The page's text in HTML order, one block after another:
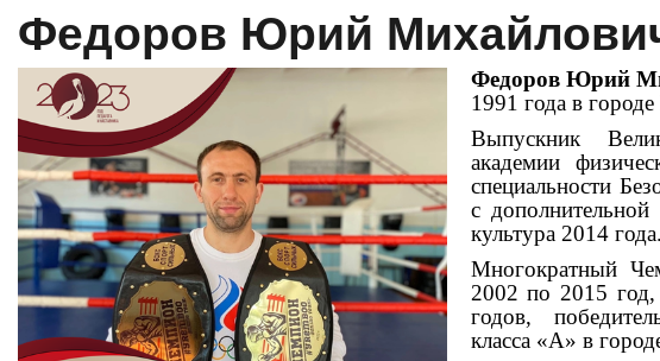
Федоров Юрий
Федоров Юрий
1991 года в
Выпускник
академии
специальности
с дополнительной
культура 2014 года.
Многократный
2002 по 2015
годов,
класса «А» в